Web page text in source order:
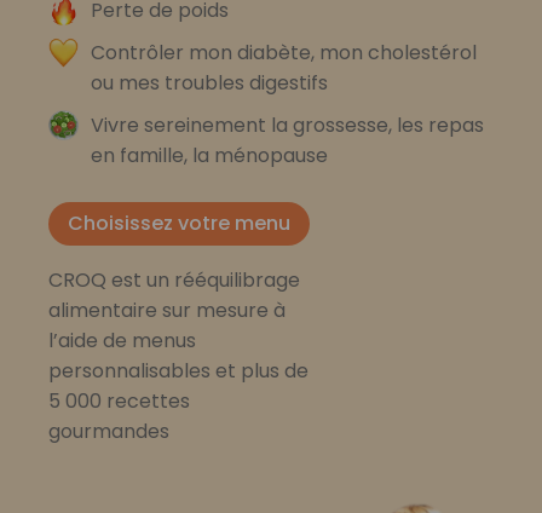
Perte de poids
Contrôler mon diabète, mon cholestérol
ou mes troubles digestifs
Vivre sereinement la grossesse, les repas
en famille, la ménopause
Choisissez votre menu
CROQ est un rééquilibrage
alimentaire sur mesure à
l’aide de menus
personnalisables et plus de
5 000 recettes
gourmandes